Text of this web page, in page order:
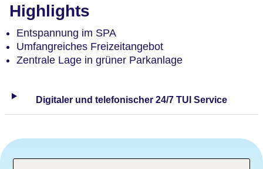
Highlights
Entspannung im SPA
Umfangreiches Freizeitangebot
Zentrale Lage in grüner Parkanlage
Digitaler und telefonischer 24/7 TUI Service